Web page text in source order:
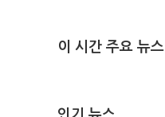
이 시간 주요 뉴스